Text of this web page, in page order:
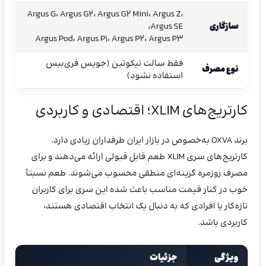
سازگاری
Argus G، Argus G2، Argus G2 Mini، Argus Z،
Argus SE،
Argus Pod، Argus P1، Argus P2، Argus P3
نوع مصرف
فقط سالت نیکوتین (جویس فری‌بیس
استفاده نشود)
کارتریج‌های XLIM؛ اقتصادی و کاربردی
برند OXVA به‌خصوص در بازار ایران طرفداران زیادی دارد.
کارتریج‌های سری XLIM طعم قابل قبولی ارائه می‌دهند و برای
مصرف روزمره گزینه‌ای منطقی محسوب می‌شوند. طعم نسبتاً
خوب در کنار قیمت مناسب باعث شده این سری برای کاربران
تازه‌کار یا افرادی که به دنبال یک انتخاب اقتصادی هستند،
کاربردی باشد.
ویژگی جزئیات